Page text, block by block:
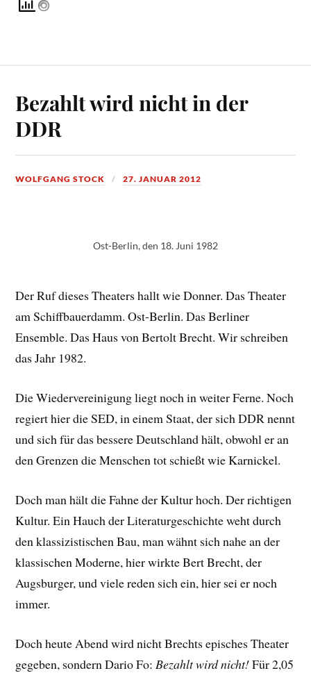
Bezahlt wird nicht in der
DDR
WOLFGANG STOCK 27. JANUAR 2012
Ost-Berlin, den 18. Juni 1982
Der Ruf dieses Theaters hallt wie Donner. Das Theater
am Schiffbauerdamm. Ost-Berlin. Das Berliner
Ensemble. Das Haus von Bertolt Brecht. Wir schreiben
das Jahr 1982.
Die Wiedervereinigung liegt noch in weiter Ferne. Noch
regiert hier die SED, in einem Staat, der sich DDR nennt
und sich für das bessere Deutschland hält, obwohl er an
den Grenzen die Menschen tot schießt wie Karnickel.
Doch man hält die Fahne der Kultur hoch. Der richtigen
Kultur. Ein Hauch der Literaturgeschichte weht durch
den klassizistischen Bau, man wähnt sich nahe an der
klassischen Moderne, hier wirkte Bert Brecht, der
Augsburger, und viele reden sich ein, hier sei er noch
immer.
Doch heute Abend wird nicht Brechts episches Theater
gegeben, sondern Dario Fo: Bezahlt wird nicht!Für 2,05